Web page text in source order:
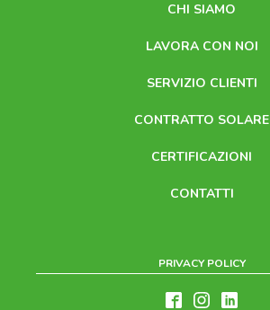
CHI SIAMO
LAVORA CON NOI
SERVIZIO CLIENTI
CONTRATTO SOLARE
CERTIFICAZIONI
CONTATTI
PRIVACY POLICY